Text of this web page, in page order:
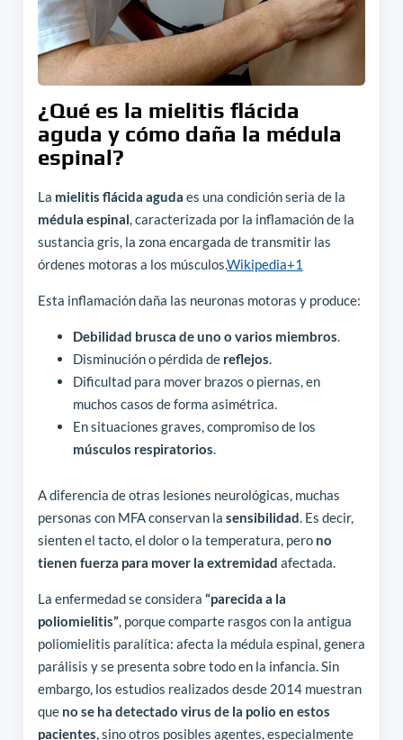
¿Qué es la mielitis flácida
aguda y cómo daña la médula
espinal?
La mielitis flácida aguda es una condición seria de la
médula espinal, caracterizada por la inflamación de la
sustancia gris, la zona encargada de transmitir las
órdenes motoras a los músculos.Wikipedia+1
Esta inflamación daña las neuronas motoras y produce:
Debilidad brusca de uno o varios miembros.
Disminución o pérdida de reflejos.
Dificultad para mover brazos o piernas, en
muchos casos de forma asimétrica.
En situaciones graves, compromiso de los
músculos respiratorios.
A diferencia de otras lesiones neurológicas, muchas
personas con MFA conservan la sensibilidad. Es decir,
sienten el tacto, el dolor o la temperatura, pero no
tienen fuerza para mover la extremidad afectada.
La enfermedad se considera “parecida a la
poliomielitis”, porque comparte rasgos con la antigua
poliomielitis paralítica: afecta la médula espinal, genera
parálisis y se presenta sobre todo en la infancia. Sin
embargo, los estudios realizados desde 2014 muestran
que no se ha detectado virus de la polio en estos
pacientes, sino otros posibles agentes, especialmente